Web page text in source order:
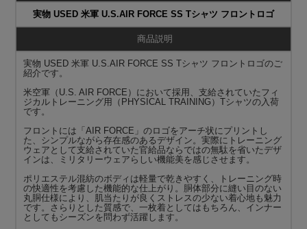
実物 USED 米軍 U.S.AIR FORCE SS Tシャツ フロントロゴ
商品説明
実物 USED 米軍 U.S.AIR FORCE SS Tシャツ フロントロゴのご
紹介です。
米空軍（U.S. AIR FORCE）において採用、支給されていたフィ
ジカルトレーニング用（PHYSICAL TRAINING）Tシャツの入荷
です。
フロントには「AIR FORCE」のロゴをアーチ状にプリントし
た、シンプルながら存在感のあるデザイン。実際にトレーニング
ウェアとして支給されていた官給品ならではの無駄を省いたデザ
インは、ミリタリーウェアらしい機能美を感じさせます。
ポリエステル混紡のボディは軽量で乾きやすく、トレーニング時
の快適性を考慮した機能的な仕上がり。胴体部分に縫い目のない
丸胴仕様により、肌当たりが良くストレスの少ない着心地も魅力
です。さらりとした質感で、一枚着としてはもちろん、インナー
としてもシーズンを問わず活躍します。